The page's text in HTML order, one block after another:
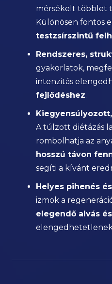
mérsékelt többlet
Különösen fontos
testzsírszintű
Rendszeres,
gyakorlatok,
intenzitás
fejlődéshez.
A túlzott diétázás
rombolhatja az
hosszú távon
segíti a kívánt
Helyes pihenés
izmok a
elegendő alvás